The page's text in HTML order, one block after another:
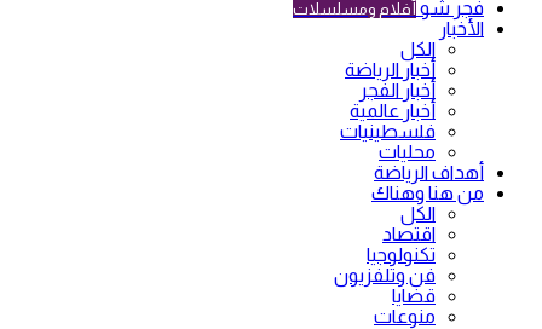
فجر شو أفلام ومسلسلات
الأخبار
الكل
أخبار الرياضة
أخبار الفجر
أخبار عالمية
فلسطينيات
محليات
أهداف الرياضة
من هنا وهناك
الكل
اقتصاد
تكنولوجيا
فن وتلفزيون
قضايا
منوعات